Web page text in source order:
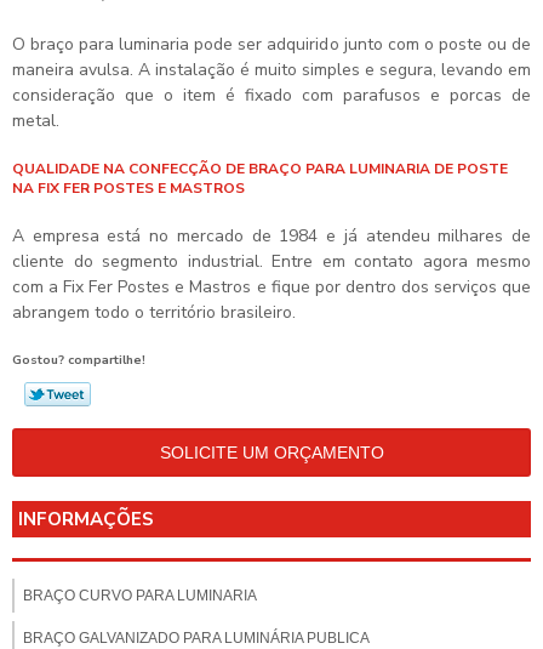
O braço para luminaria pode ser adquirido junto com o poste ou de
maneira avulsa. A instalação é muito simples e segura, levando em
consideração que o item é fixado com parafusos e porcas de
metal.
QUALIDADE NA CONFECÇÃO DE BRAÇO PARA LUMINARIA DE POSTE
NA FIX FER POSTES E MASTROS
A empresa está no mercado de 1984 e já atendeu milhares de
cliente do segmento industrial. Entre em contato agora mesmo
com a Fix Fer Postes e Mastros e fique por dentro dos serviços que
abrangem todo o território brasileiro.
Gostou? compartilhe!
SOLICITE UM ORÇAMENTO
INFORMAÇÕES
BRAÇO CURVO PARA LUMINARIA
BRAÇO GALVANIZADO PARA LUMINÁRIA PUBLICA